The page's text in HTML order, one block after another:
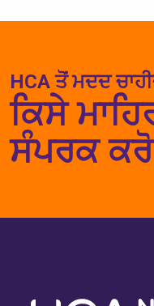
HCA ਤੋਂ ਮਦਦ
ਕਿਸੇ
ਸੰਪਰਕ